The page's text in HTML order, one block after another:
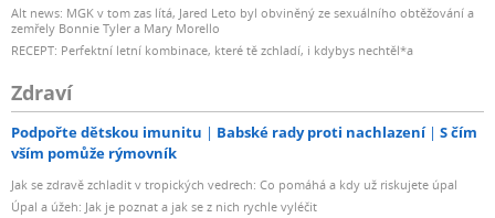
Alt news: MGK v tom zas lítá, Jared Leto byl obviněný ze sexuálního obtěžování a
zemřely Bonnie Tyler a Mary Morello
RECEPT: Perfektní letní kombinace, které tě zchladí, i kdybys nechtěl*a
Zdraví
Podpořte dětskou imunitu Babské rady proti nachlazení
S čím
vším pomůže rýmovník
Jak se zdravě zchladit v tropických vedrech: Co pomáhá a kdy už riskujete úpal
Úpal a úžeh: Jak je poznat a jak se z nich rychle vyléčit